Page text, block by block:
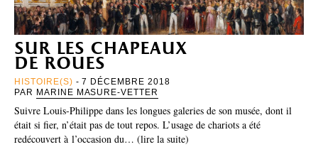
sur les chapeaux
de roues
HISTOIRE(S) - 7 DÉCEMBRE 2018
PAR MARINE MASURE-VETTER
Suivre Louis-Philippe dans les longues galeries de son musée, dont il
était si fier, n’était pas de tout repos. L’usage de chariots a été
redécouvert à l’occasion du… (lire la suite)